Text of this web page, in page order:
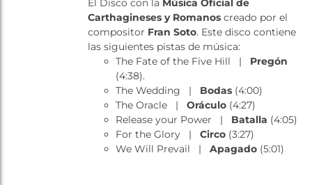
Tienda
El Disco con la Música Oficial de
Carthagineses y Romanoscreado por el
compositor Fran Soto. Este disco contiene
las siguientes pistas de música:
The Fate of the Five Hill | Pregón
(4:38).
The Wedding | Bodas(4:00)
The Oracle | Oráculo(4:27)
Release your Power | Batalla (4:05)
For the Glory | Circo(3:27)
We Will Prevail | Apagado(5:01)